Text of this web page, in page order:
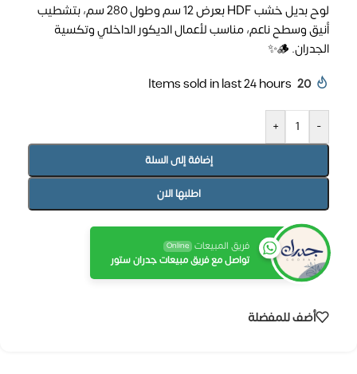
لوح بديل خشب HDF بعرض 12 سم وطول 280 سم، بتشطيب
أنيق وسطح ناعم، مناسب لأعمال الديكور الداخلي وتكسية
الجدران. 🪵✨
20
Items sold in last 24 hours
-
+
إضافة إلى السلة
اطلبها الان
فريق المبيعات Online
تواصل مع فريق مبيعات جدران ستور
أضف للمفضلة